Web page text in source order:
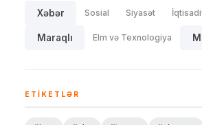
Xəbər Sosial Siyasət
Maraqlı Elm və Texnologiya
ETIKETLƏR